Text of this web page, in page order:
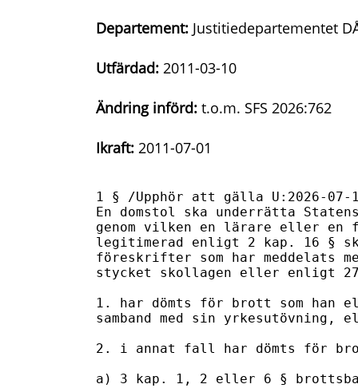
Departement: Justitiedepartementet
Utfärdad: 2011-03-10
Ändring införd: t.o.m. SFS 2026:762
Ikraft: 2011-07-01
1 § /Upphör att gälla U:2026-07-
En domstol ska underrätta
genom vilken en lärare eller en
legitimerad enligt 2 kap. 16 §
föreskrifter som har meddelats
stycket skollagen eller enligt
1. har dömts för brott som
samband med sin yrkesutövning,
2. i annat fall har dömts för
a) 3 kap. 1, 2 eller 6 §